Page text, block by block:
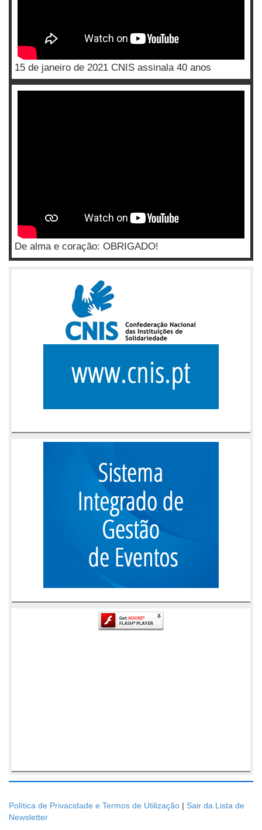
15 de janeiro de 2021 CNIS assinala 40 anos
De alma e coração: OBRIGADO!
Política de Privacidade e Termos de Utilização | Sair da Lista de
Newsletter